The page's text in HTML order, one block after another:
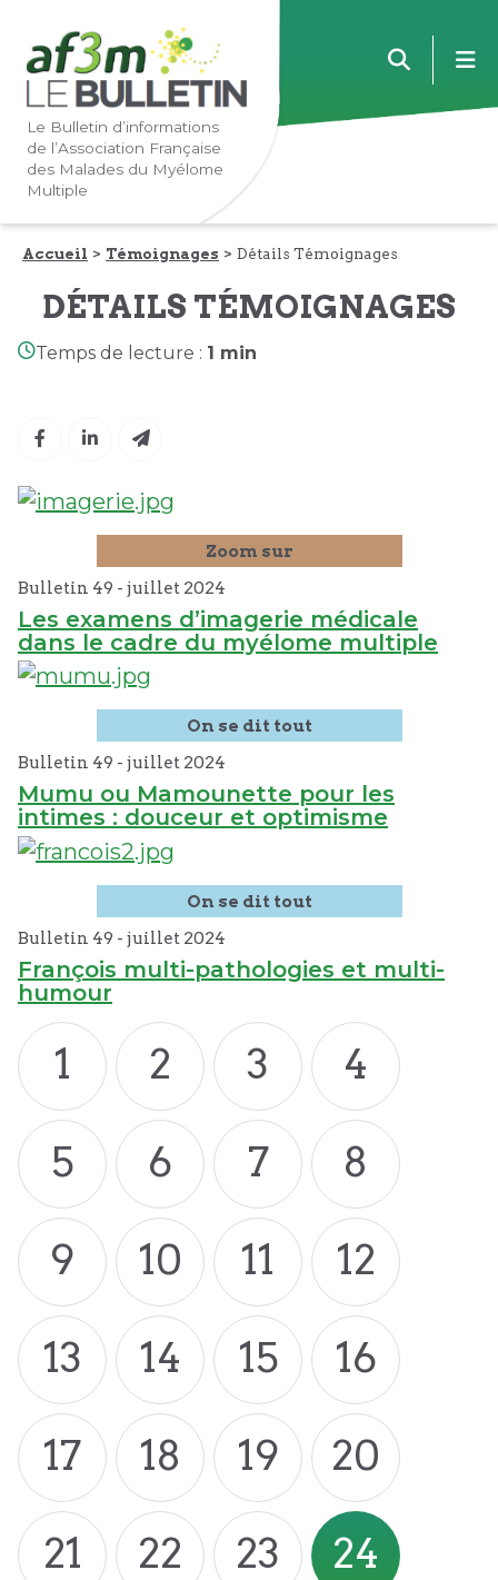
Lien
vers
navigation
principale
Lien
vers
contenu
principal
Le Bulletin d’informations
de l’Association Française
des Malades du Myélome
Multiple
Accueil Témoignages Détails Témoignages
DÉTAILS TÉMOIGNAGES
Temps de lecture : 1 min
Zoom sur
Bulletin 49 - juillet 2024
Les examens d’imagerie médicale
dans le cadre du myélome multiple
On se dit tout
Bulletin 49 - juillet 2024
Mumu ou Mamounette pour les
intimes : douceur et optimisme
On se dit tout
Bulletin 49 - juillet 2024
François multi-pathologies et multi-
humour
1 2 3
4
5
6 7
8
9
10 11
12
13
14 15
16
17
18 19
20
21
22 23
24